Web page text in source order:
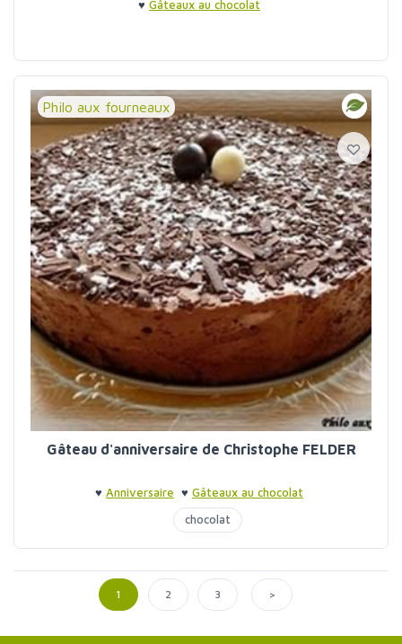
♥ Gâteaux au chocolat
Philo aux fourneaux
Gâteau d'anniversaire de Christophe FELDER
♥ Anniversaire ♥ Gâteaux au chocolat
chocolat
1 2 3 >